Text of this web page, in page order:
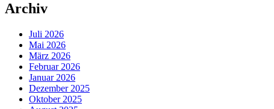
Archiv
Juli 2026
Mai 2026
März 2026
Februar 2026
Januar 2026
Dezember 2025
Oktober 2025